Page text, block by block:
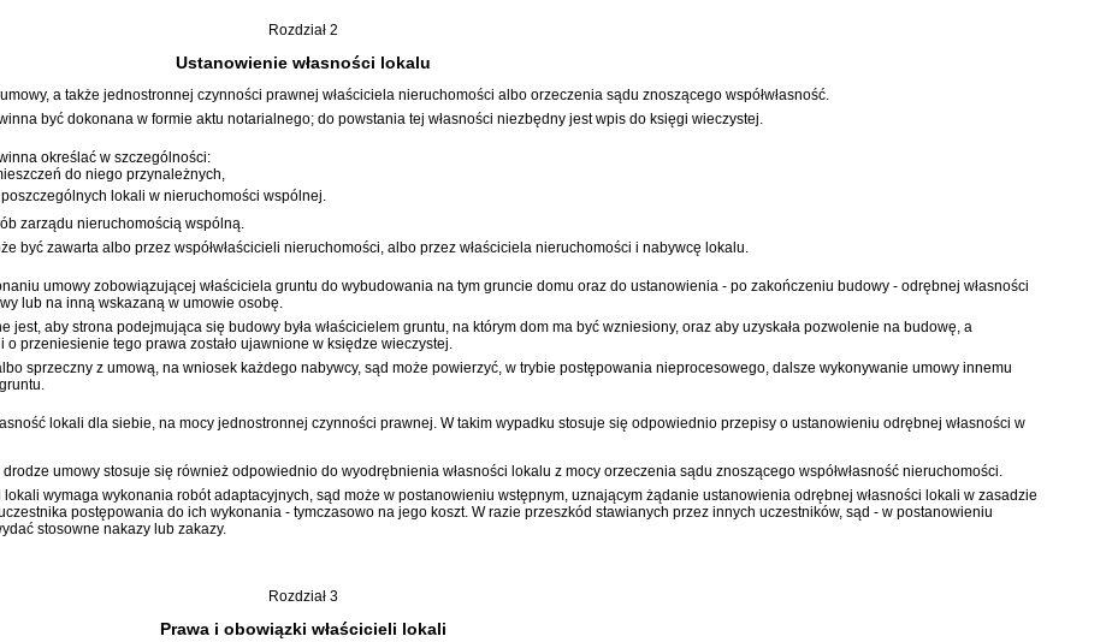
Rozdział 2
Ustanowienie własności lokalu
a także jednostronnej czynności prawnej właściciela nieruchomości albo orzeczenia sądu znoszącego współwłasność.
być dokonana w formie aktu notarialnego; do powstania tej własności niezbędny jest wpis do księgi wieczystej.
określać w szczególności:
do niego przynależnych,
lokali w nieruchomości wspólnej.
zarządu nieruchomością wspólną.
być zawarta albo przez współwłaścicieli nieruchomości, albo przez właściciela nieruchomości i nabywcę lokalu.
umowy zobowiązującej właściciela gruntu do wybudowania na tym gruncie domu oraz do ustanowienia - po zakończeniu budowy - odrębnej własności
lub na inną wskazaną w umowie osobę.
jest, aby strona podejmująca się budowy była właścicielem gruntu, na którym dom ma być wzniesiony, oraz aby uzyskała pozwolenie na budowę, a
przeniesienie tego prawa zostało ujawnione w księdze wieczystej.
sprzeczny z umową, na wniosek każdego nabywcy, sąd może powierzyć, w trybie postępowania nieprocesowego, dalsze wykonywanie umowy innemu
lokali dla siebie, na mocy jednostronnej czynności prawnej. W takim wypadku stosuje się odpowiednio przepisy o ustanowieniu odrębnej własności w
umowy stosuje się również odpowiednio do wyodrębnienia własności lokalu z mocy orzeczenia sądu znoszącego współwłasność nieruchomości.
wymaga wykonania robót adaptacyjnych, sąd może w postanowieniu wstępnym, uznającym żądanie ustanowienia odrębnej własności lokali w zasadzie
postępowania do ich wykonania - tymczasowo na jego koszt. W razie przeszkód stawianych przez innych uczestników, sąd - w postanowieniu
stosowne nakazy lub zakazy.
Rozdział 3
Prawa i obowiązki właścicieli lokali